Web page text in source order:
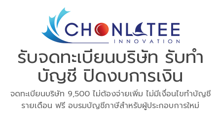
รับจดทะเบียนบริษัท รับทำ
บัญชี ปิดงบการเงิน
จดทะเบียนบริษัท 9,500 ไม่ต้องจ่ายเพิ่ม ไม่มีเงื่อนไขทำบัญชี
รายเดือน ฟรี อบรมบัญชีภาษีสำหรับผู้ประกอบการใหม่